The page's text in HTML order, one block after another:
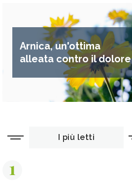
Arnica, un'ottima
alleata contro il dolore
I più letti
1